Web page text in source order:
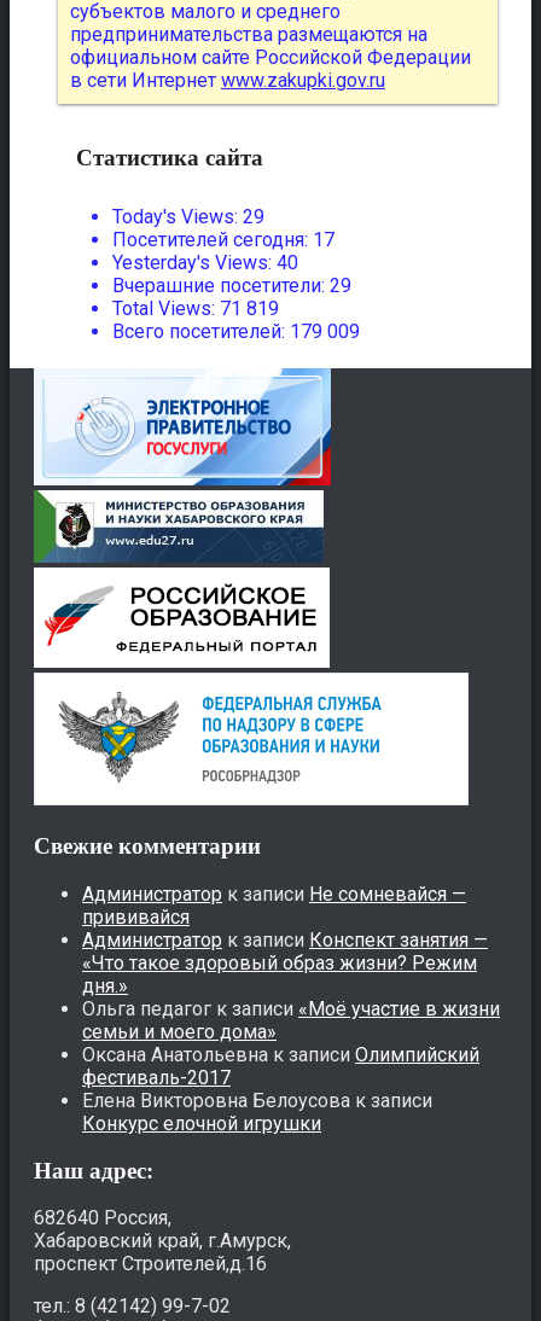
субъектов малого и среднего
предпринимательства размещаются на
официальном сайте Российской Федерации
в сети Интернет www.zakupki.gov.ru
Статистика сайта
Today's Views: 29
Посетителей сегодня: 17
Yesterday's Views: 40
Вчерашние посетители: 29
Total Views: 71 819
Всего посетителей: 179 009
Свежие комментарии
Администратор к записи Не сомневайся —
прививайся
Администратор к записи Конспект занятия —
«Что такое здоровый образ жизни? Режим
дня.»
Ольга педагог к записи «Моё участие в жизни
семьи и моего дома»
Оксана Анатольевна к записи Олимпийский
фестиваль-2017
Елена Викторовна Белоусова к записи
Конкурс елочной игрушки
Наш адрес:
682640 Россия,
Хабаровский край, г.Амурск,
проспект Строителей,д.16
тел.: 8 (42142) 99-7-02